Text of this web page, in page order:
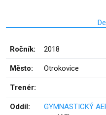
Ročník: 2018
Město: Otrokovice
Trenér:
Oddíl:
GYMNASTICKÝ